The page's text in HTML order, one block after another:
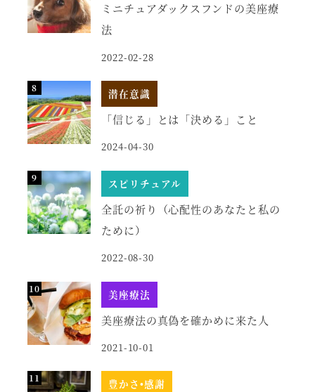
ミニチュアダックスフンドの美座療
法
2022-02-28
潜在意識
「信じる」とは「決める」こと
2024-04-30
スピリチュアル
全託の祈り（心配性のあなたと私の
ために）
2022-08-30
美座療法
美座療法の真偽を確かめに来た人
2021-10-01
豊かさ•感謝